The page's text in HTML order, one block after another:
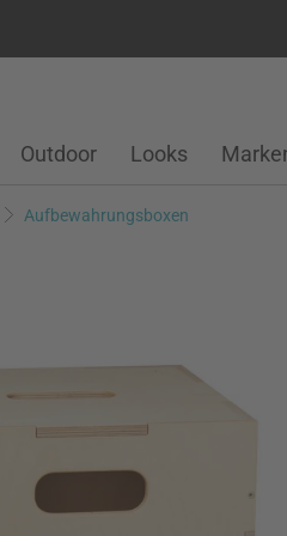
Seiteninhalt
Suchfeld
Outdoor Looks
Aufbewahrungsboxen